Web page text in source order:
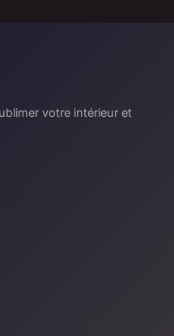
votre intérieur et